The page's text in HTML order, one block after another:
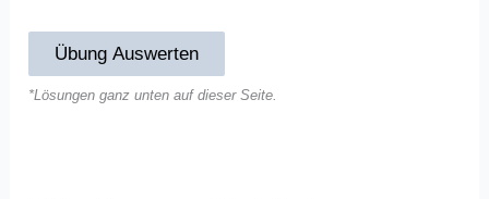
Übung Auswerten
*Lösungen ganz unten auf dieser Seite.